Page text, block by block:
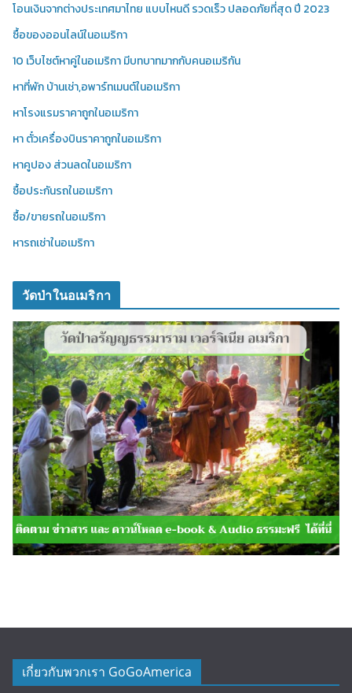
โอนเงินจากต่างประเทศมาไทย แบบไหนดี รวดเร็ว ปลอดภัยที่สุด ปี 2023
ซื้อของออนไลน์ในอเมริกา
10 เว็บไซต์หาคู่ในอเมริกา มีบทบาทมากกับคนอเมริกัน
หาที่พัก บ้านเช่า,อพาร์ทเมนต์ในอเมริกา
หาโรงแรมราคาถูกในอเมริกา
หา ตั๋วเครื่องบินราคาถูกในอเมริกา
หาคูปอง ส่วนลดในอเมริกา
ซื้อประกันรถในอเมริกา
ซื้อ/ขายรถในอเมริกา
หารถเช่าในอเมริกา
วัดป่าในอเมริกา
เกี่ยวกับพวกเรา GoGoAmerica